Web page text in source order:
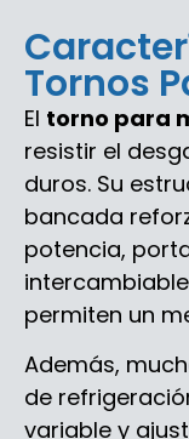
Tornos
El torno para
resistir el
duros. Su
bancada
potencia,
permiten un
Además,
de
variable y